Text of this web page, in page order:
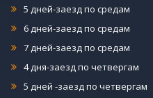
6 дней-заезд по средам
7 дней-заезд по средам
4 дня-заезд по четвергам
5 дней -заезд по четвергам
6 дней-заезд по четвергам